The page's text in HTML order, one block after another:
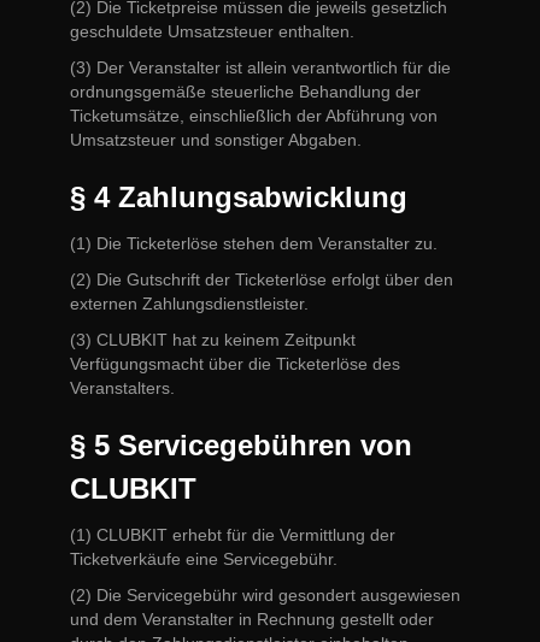
(2) Die Ticketpreise müssen die jeweils gesetzlich
geschuldete Umsatzsteuer enthalten.
(3) Der Veranstalter ist allein verantwortlich für die
ordnungsgemäße steuerliche Behandlung der
Ticketumsätze, einschließlich der Abführung von
Umsatzsteuer und sonstiger Abgaben.
§ 4 Zahlungsabwicklung
(1) Die Ticketerlöse stehen dem Veranstalter zu.
(2) Die Gutschrift der Ticketerlöse erfolgt über den
externen Zahlungsdienstleister.
(3) CLUBKIT hat zu keinem Zeitpunkt
Verfügungsmacht über die Ticketerlöse des
Veranstalters.
§ 5 Servicegebühren von
CLUBKIT
(1) CLUBKIT erhebt für die Vermittlung der
Ticketverkäufe eine Servicegebühr.
(2) Die Servicegebühr wird gesondert ausgewiesen
und dem Veranstalter in Rechnung gestellt oder